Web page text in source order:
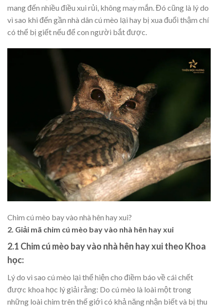
mang đến nhiều điều xui rủi, không may mắn. Đó cũng là lý do
vì sao khi đến gần nhà dân cú mèo lại hay bị xua đuổi thậm chí
có thể bị giết nếu để con người bắt được.
Chim cú mèo bay vào nhà hên hay xui?
2. Giải mã chim cú mèo bay vào nhà hên hay xui
2.1 Chim cú mèo bay vào nhà hên hay xui theo Khoa
học:
Lý do vì sao cú mèo lại thể hiện cho điềm báo về cái chết
được khoa học lý giải rằng: Do cú mèo là loài một trong
những loài chim trên thế giới có khả năng nhận biết và bị thu